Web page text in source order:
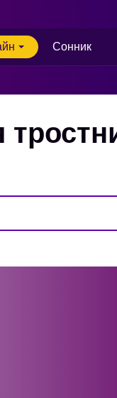
Сонник